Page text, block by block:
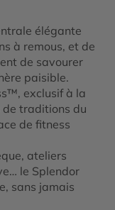
élégante
à remous, et de
de savourer
paisible.
exclusif à la
de traditions du
de fitness
ateliers
le Splendor
sans jamais